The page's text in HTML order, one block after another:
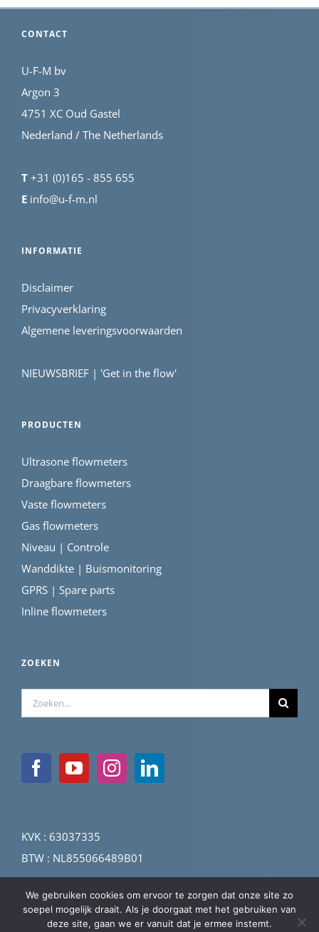
CONTACT
U-F-M bv
Argon 3
4751 XC Oud Gastel
Nederland / The Netherlands
T +31 (0)165 - 855 655
E info@u-f-m.nl
INFORMATIE
Disclaimer
Privacyverklaring
Algemene leveringsvoorwaarden
NIEUWSBRIEF | 'Get in the flow'
PRODUCTEN
Ultrasone flowmeters
Draagbare flowmeters
Vaste flowmeters
Gas flowmeters
Niveau | Controle
Wanddikte | Buismonitoring
GPRS | Spare parts
Inline flowmeters
ZOEKEN
Zoeken
naar:
KVK : 63037335
BTW : NL855066489B01
We gebruiken cookies om ervoor te zorgen dat onze site zo
soepel mogelijk draait. Als je doorgaat met het gebruiken van
deze site, gaan we er vanuit dat je ermee instemt.